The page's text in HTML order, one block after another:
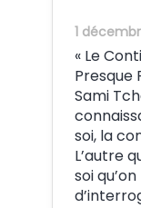
1
« Le
Presque
Sami
soi, la
L’autre
soi